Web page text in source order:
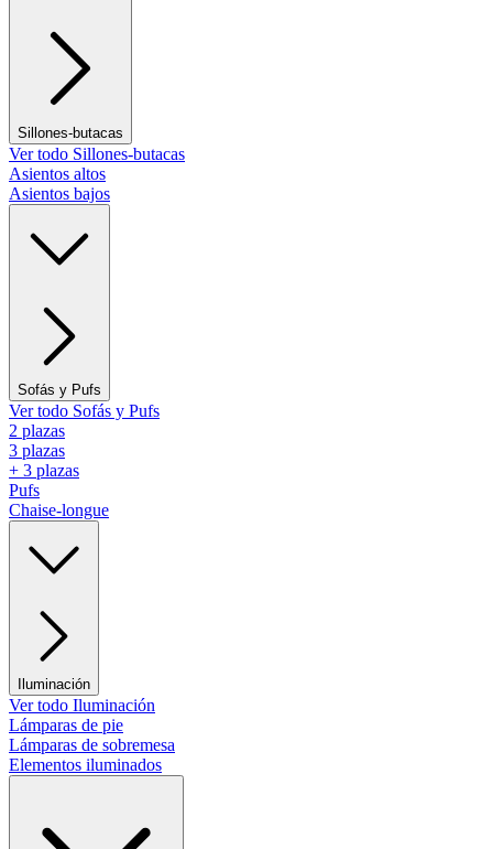
Sillones-butacas
Ver todo Sillones-butacas
Asientos altos
Asientos bajos
Sofás y Pufs
Ver todo Sofás y Pufs
2 plazas
3 plazas
+ 3 plazas
Pufs
Chaise-longue
Iluminación
Ver todo Iluminación
Lámparas de pie
Lámparas de sobremesa
Elementos iluminados